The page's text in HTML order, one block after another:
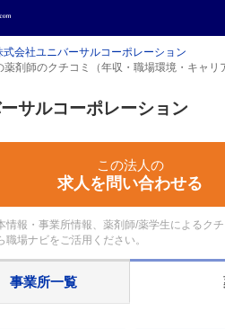
式会社ユニバーサルコーポレーション
剤師のクチコミ（年収・職場環境・キャリ
サルコーポレーション
この法人の
求人を問い合わせる
報・事業所情報、薬剤師/薬学生によるク
場ナビをご活用ください。
事業所一覧